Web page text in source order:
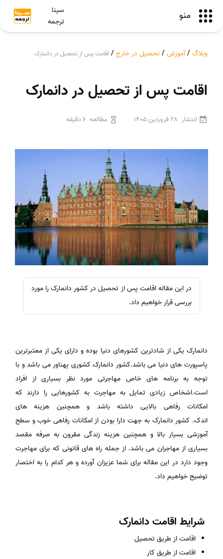
منو
سینا
ترجمه
وبلاگ /آموزش / تحصیل در خارج / اقامت پس از تحصیل در دانمارک
اقامت پس از تحصیل در دانمارک
انتشار 28 فروردین 1405 مطالعه 6 دقیقه
در این مقاله اقامت پس از تحصیل در کشور دانمارک را مورد
بررسی قرار خواهیم داد.
دانمارک یکی از شادترین کشورهای دنیا بوده و دارای یکی از معتبرترین
پاسپورت های دنیا می باشد.کشور دانمارک کشوری پهناور می باشد و با
توجه به برنامه های خاص مهاجرتی مورد نظر بسیاری از افراد
است.اشخاص زیادی تمایل به مهاجرت به کشورهایی را دارند که
امکانات رفاهی بالایی داشته باشد و همچنین هزینه های
اندک. کشور دانمارک به جهت دارا بودن از امکانات رفاهی خوب و سطح
آموزشی بسیار بالا و همچنین هزینه زندگی مقرون به صرفه مقصد
بسیاری از مهاجران می باشد. از جمله راه های قانونی که برای مهاجرت
وجود دارد در این مقاله برای شما عزیزان آورده و هر کدام را به اختصار
توضیح خواهیم داد.
شرایط اقامت دانمارک
اقامت از طریق تحصیل
اقامت از طریق کار